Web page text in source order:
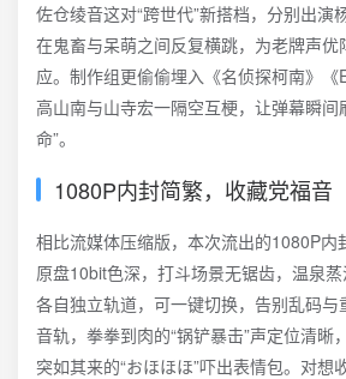
佐仓绫音这对“跨世代”新搭档，分别出演
在鬼畜与呆萌之间反复横跳，为老牌声优
应。制作组更偷偷埋入《名侦探柯南》《
高山南与山寺宏一隔空互梗，让弹幕瞬间
命”。
1080P内封简繁，收藏党福音
相比流媒体压缩版，本次流出的1080P内
原盘10bit色深，打斗场景无锯齿，温泉
各自独立轨道，可一键切换，告别乱码与
音轨，拳拳到肉的“锅铲暴击”声定位清晰
突如其来的“おほほほ”吓出表情包。对想